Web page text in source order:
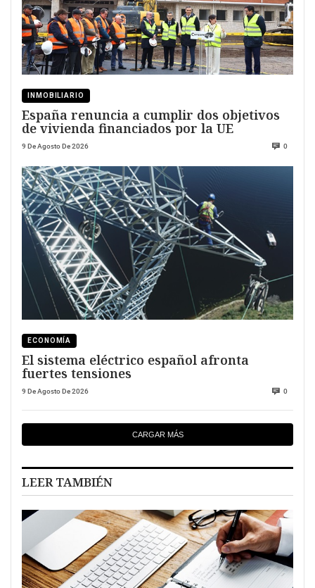
INMOBILIARIO
España renuncia a cumplir dos objetivos
de vivienda financiados por la UE
9 De Agosto De 2026 0
ECONOMÍA
El sistema eléctrico español afronta
fuertes tensiones
9 De Agosto De 2026 0
CARGAR MÁS
LEER TAMBIÉN